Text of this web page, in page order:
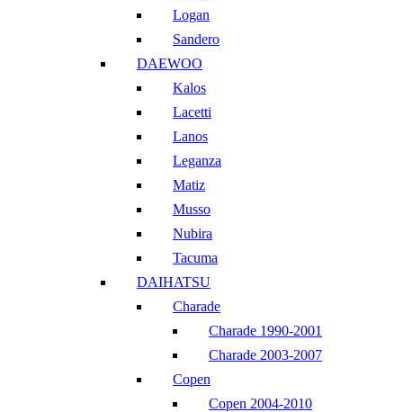
Logan
Sandero
DAEWOO
Kalos
Lacetti
Lanos
Leganza
Matiz
Musso
Nubira
Tacuma
DAIHATSU
Charade
Charade 1990-2001
Charade 2003-2007
Copen
Copen 2004-2010